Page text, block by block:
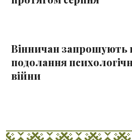
Вінничан запрошують
подолання
війни